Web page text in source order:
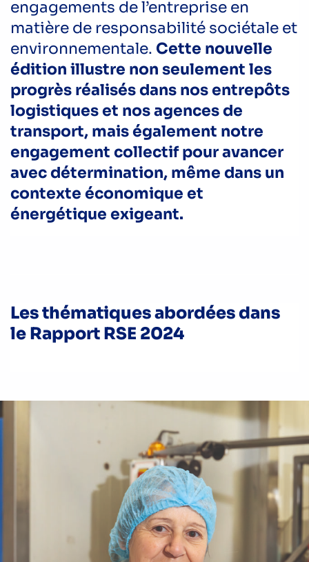
engagements de l’entreprise en
matière de responsabilité sociétale et
environnementale. Cette nouvelle
édition illustre non seulement les
progrès réalisés dans nos entrepôts
logistiques et nos agences de
transport, mais également notre
engagement collectif pour avancer
avec détermination, même dans un
contexte économique et
énergétique exigeant.
Les thématiques abordées dans
le Rapport RSE 2024